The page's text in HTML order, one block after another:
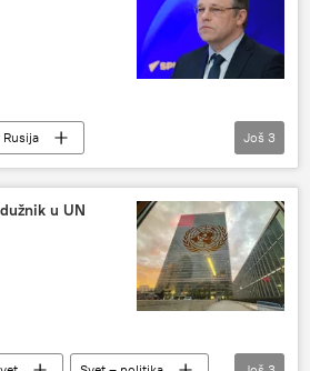
Rusija
Ukrajina SAD
Još 3
u UN